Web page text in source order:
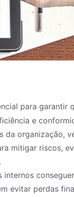
para garantir
e
da organização,
mitigar riscos,
evitar perdas